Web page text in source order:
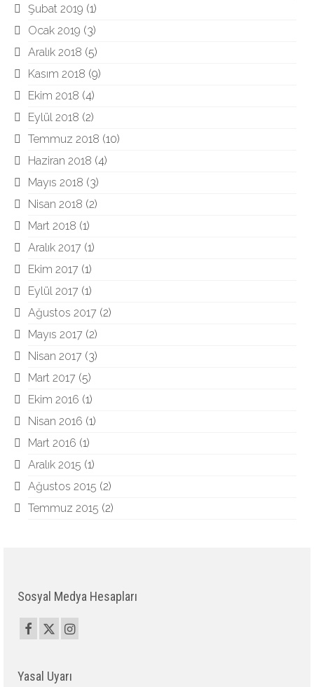
Şubat 2019 (1)
Ocak 2019 (3)
Aralık 2018 (5)
Kasım 2018 (9)
Ekim 2018 (4)
Eylül 2018 (2)
Temmuz 2018 (10)
Haziran 2018 (4)
Mayıs 2018 (3)
Nisan 2018 (2)
Mart 2018 (1)
Aralık 2017 (1)
Ekim 2017 (1)
Eylül 2017 (1)
Ağustos 2017 (2)
Mayıs 2017 (2)
Nisan 2017 (3)
Mart 2017 (5)
Ekim 2016 (1)
Nisan 2016 (1)
Mart 2016 (1)
Aralık 2015 (1)
Ağustos 2015 (2)
Temmuz 2015 (2)
Sosyal Medya Hesapları
Yasal Uyarı